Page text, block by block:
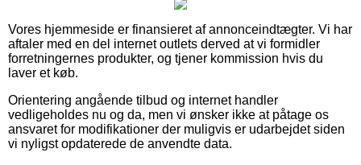
Vores hjemmeside er finansieret af annonceindtægter. Vi har
aftaler med en del internet outlets derved at vi formidler
forretningernes produkter, og tjener kommission hvis du
laver et køb.
Orientering angående tilbud og internet handler
vedligeholdes nu og da, men vi ønsker ikke at påtage os
ansvaret for modifikationer der muligvis er udarbejdet siden
vi nyligst opdaterede de anvendte data.